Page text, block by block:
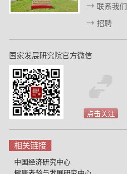
联系我们
招聘
国家发展研究院官方微信
点击关注
相关链接
中国经济研究中心